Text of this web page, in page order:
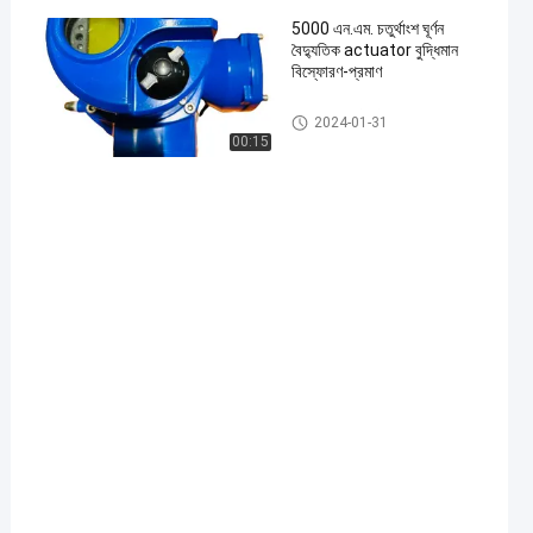
00:15
5000 এন.এম. চতুর্থাংশ ঘূর্ণন
বৈদ্যুতিক actuator বুদ্ধিমান
বিস্ফোরণ-প্রমাণ
ইলেকট্রিক পার্ট টার্ন অ্যাকচুয়েটর
2024-01-31